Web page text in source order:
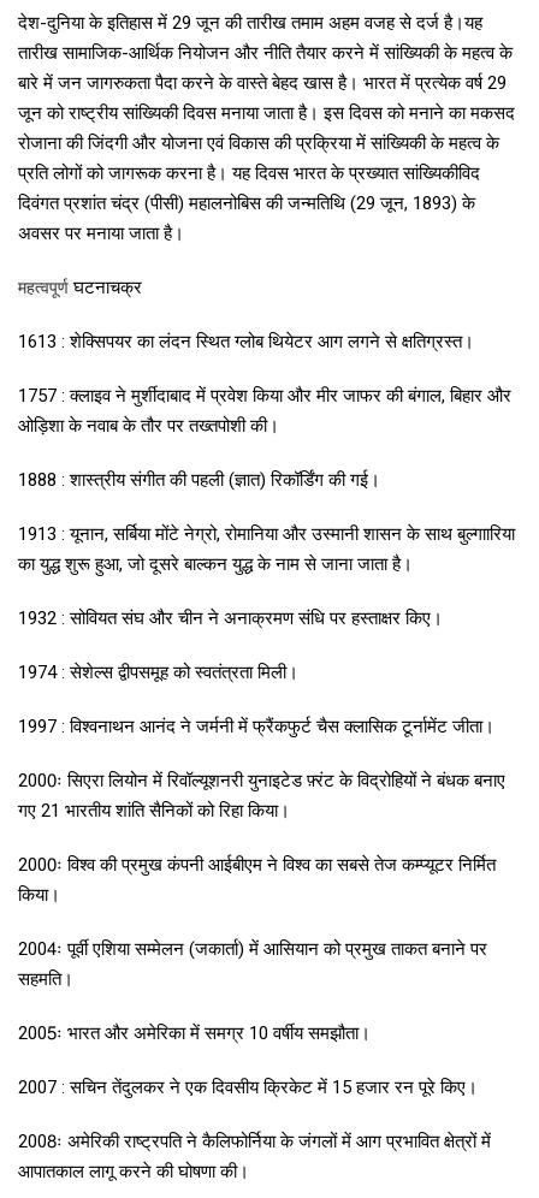
देश-दुनिया के इतिहास में 29 जून की तारीख तमाम अहम वजह से दर्ज है।यह
तारीख सामाजिक-आर्थिक नियोजन और नीति तैयार करने में सांख्यिकी के महत्व के
बारे में जन जागरुकता पैदा करने के वास्ते बेहद खास है। भारत में प्रत्येक वर्ष 29
जून को राष्ट्रीय सांख्यिकी दिवस मनाया जाता है। इस दिवस को मनाने का मकसद
रोजाना की जिंदगी और योजना एवं विकास की प्रक्रिया में सांख्यिकी के महत्व के
प्रति लोगों को जागरूक करना है। यह दिवस भारत के प्रख्यात सांख्यिकीविद
दिवंगत प्रशांत चंद्र (पीसी) महालनोबिस की जन्मतिथि (29 जून, 1893) के
अवसर पर मनाया जाता है।
महत्वपूर्णघटनाचक्र
1613 : शेक्सिपयर का लंदन स्थित ग्लोब थियेटर आग लगने से क्षतिग्रस्त।
1757 : क्लाइव ने मुर्शीदाबाद में प्रवेश किया और मीर जाफर की बंगाल, बिहार और
ओड़िशा के नवाब के तौर पर तख्तपोशी की।
1888 : शास्त्रीय संगीत की पहली (ज्ञात) रिकॉर्डिंग की गई।
1913 : यूनान, सर्बिया मोंटे नेग्रो, रोमानिया और उस्मानी शासन के साथ बुल्गाारिया
का युद्ध शुरू हुआ, जो दूसरे बाल्कन युद्ध के नाम से जाना जाता है।
1932 : सोवियत संघ और चीन ने अनाक्रमण संधि पर हस्ताक्षर किए।
1974 : सेशेल्स द्वीपसमूह को स्वतंत्रता मिली।
1997 : विश्वनाथन आनंद ने जर्मनी में फ्रैंकफुर्ट चैस क्लासिक टूर्नामेंट जीता।
2000ः सिएरा लियोन में रिवॉल्यूशनरी युनाइटेड फ़्रंट के विद्रोहियों ने बंधक बनाए
गए 21 भारतीय शांति सैनिकों को रिहा किया।
2000ः विश्व की प्रमुख कंपनी आईबीएम ने विश्व का सबसे तेज कम्प्यूटर निर्मित
किया।
2004ः पूर्वी एशिया सम्मेलन (जकार्ता) में आसियान को प्रमुख ताकत बनाने पर
सहमति।
2005ः भारत और अमेरिका में समग्र 10 वर्षीय समझौता।
2007 : सचिन तेंदुलकर ने एक दिवसीय क्रिकेट में 15 हजार रन पूरे किए।
2008ः अमेरिकी राष्ट्रपति ने कैलिफोर्निया के जंगलों में आग प्रभावित क्षेत्रों में
आपातकाल लागू करने की घोषणा की।